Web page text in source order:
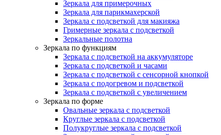
Зеркала для примерочных
Зеркала для парикмахерской
Зеркала с подсветкой для макияжа
Гримерные зеркала с подсветкой
Зеркальные полотна
Зеркала по функциям
Зеркала с подсветкой на аккумуляторе
Зеркала с подсветкой и часами
Зеркала с подсветкой с сенсорной кнопкой
Зеркала с подогревом и подсветкой
Зеркала с подсветкой с увеличением
Зеркала по форме
Овальные зеркала с подсветкой
Круглые зеркала с подсветкой
Полукруглые зеркала с подсветкой